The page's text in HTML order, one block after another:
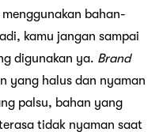
bahan-
kamu jangan sampai
digunakan ya. Brand
yang halus dan nyaman
palsu, bahan yang
tidak nyaman saat